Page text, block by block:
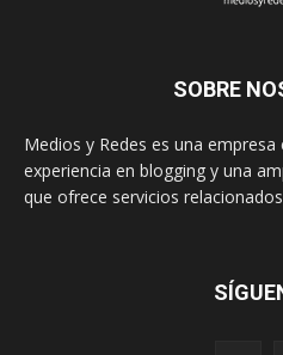
SOBRE
Medios y Redes es una
experiencia en blogging y una
que ofrece servicios